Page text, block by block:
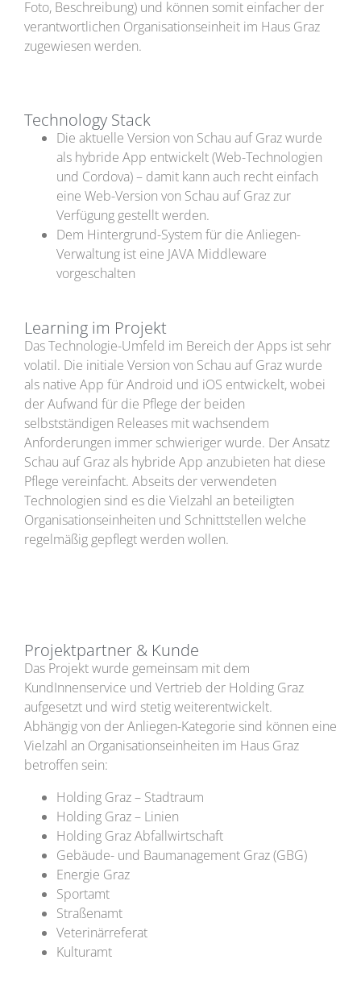
Foto, Beschreibung) und können somit einfacher der
verantwortlichen Organisationseinheit im Haus Graz
zugewiesen werden.
Technology Stack
Die aktuelle Version von Schau auf Graz wurde
als hybride App entwickelt (Web-Technologien
und Cordova) – damit kann auch recht einfach
eine Web-Version von Schau auf Graz zur
Verfügung gestellt werden.
Dem Hintergrund-System für die Anliegen-
Verwaltung ist eine JAVA Middleware
vorgeschalten
Learning im Projekt
Das Technologie-Umfeld im Bereich der Apps ist sehr
volatil. Die initiale Version von Schau auf Graz wurde
als native App für Android und iOS entwickelt, wobei
der Aufwand für die Pflege der beiden
selbstständigen Releases mit wachsendem
Anforderungen immer schwieriger wurde. Der Ansatz
Schau auf Graz als hybride App anzubieten hat diese
Pflege vereinfacht. Abseits der verwendeten
Technologien sind es die Vielzahl an beteiligten
Organisationseinheiten und Schnittstellen welche
regelmäßig gepflegt werden wollen.
Projektpartner & Kunde
Das Projekt wurde gemeinsam mit dem
KundInnenservice und Vertrieb der Holding Graz
aufgesetzt und wird stetig weiterentwickelt.
Abhängig von der Anliegen-Kategorie sind können eine
Vielzahl an Organisationseinheiten im Haus Graz
betroffen sein:
Holding Graz – Stadtraum
Holding Graz – Linien
Holding Graz Abfallwirtschaft
Gebäude- und Baumanagement Graz (GBG)
Energie Graz
Sportamt
Straßenamt
Veterinärreferat
Kulturamt